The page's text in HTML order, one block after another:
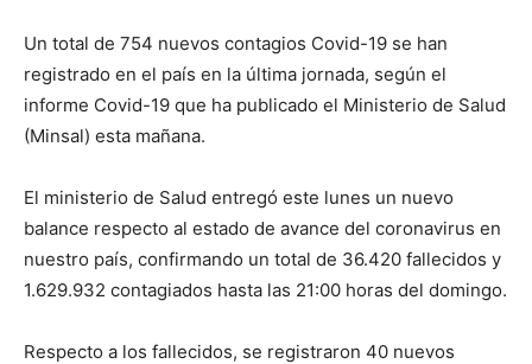
Un total de 754 nuevos contagios Covid-19 se han
registrado en el país en la última jornada, según el
informe Covid-19 que ha publicado el Ministerio de Salud
(Minsal) esta mañana.
El ministerio de Salud entregó este lunes un nuevo
balance respecto al estado de avance del coronavirus en
nuestro país, confirmando un total de 36.420 fallecidos y
1.629.932 contagiados hasta las 21:00 horas del domingo.
Respecto a los fallecidos, se registraron 40 nuevos